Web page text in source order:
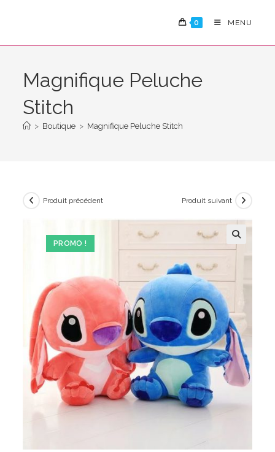
0 MENU
Magnifique Peluche
Stitch
> Boutique > Magnifique Peluche Stitch
PROMO !
Produit précédent Produit suivant